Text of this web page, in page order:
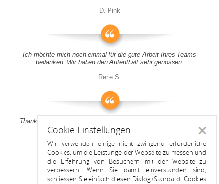
D. Pink
Ich möchte mich noch einmal für die gute Arbeit Ihres Teams
bedanken. Wir haben den Aufenthalt sehr genossen.
Rene S.
Thank you all for your support! It was a pleasure to stay at your
apartment
Anitah S.
Cookie Einstellungen
Wir verwenden einige nicht zwingend erforderliche
Cookies, um die Leistunge der Webseite zu messen und
die Erfahrung von Besuchern mit der Website zu
verbessern. Wenn Sie damit einverstanden sind,
schliessen Sie einfach diesen Dialog (Standard: Cookies